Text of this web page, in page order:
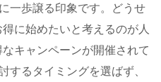
一歩譲る印象です。どうせ
に始めたいと考えるのが人
キャンペーンが開催されて
するタイミングを選ばず、